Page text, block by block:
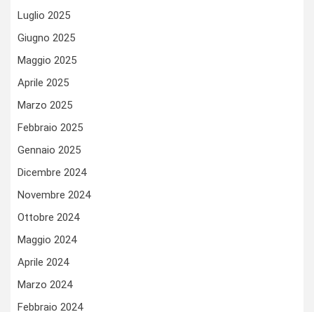
Luglio 2025
Giugno 2025
Maggio 2025
Aprile 2025
Marzo 2025
Febbraio 2025
Gennaio 2025
Dicembre 2024
Novembre 2024
Ottobre 2024
Maggio 2024
Aprile 2024
Marzo 2024
Febbraio 2024